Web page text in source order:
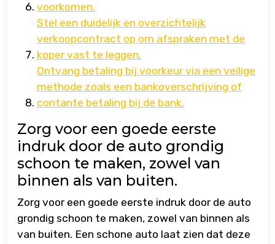
voorkomen.
Stel een duidelijk en overzichtelijk
verkoopcontract op om afspraken met de
koper vast te leggen.
Ontvang betaling bij voorkeur via een veilige
methode zoals een bankoverschrijving of
contante betaling bij de bank.
Zorg voor een goede eerste
indruk door de auto grondig
schoon te maken, zowel van
binnen als van buiten.
Zorg voor een goede eerste indruk door de auto
grondig schoon te maken, zowel van binnen als
van buiten. Een schone auto laat zien dat deze